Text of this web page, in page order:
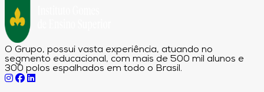
O Grupo, possui vasta experiência, atuando no
segmento educacional, com mais de 500 mil alunos e
300 polos espalhados em todo o Brasil.